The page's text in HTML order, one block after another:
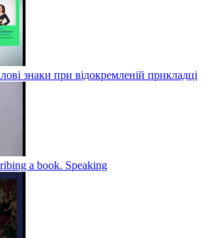
знаки при відокремленій прикладці
a book. Speaking